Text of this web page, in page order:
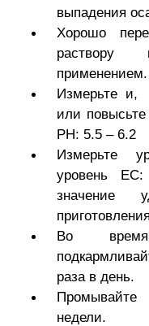
выпадения
Хорошо
раствору
применением.
Измерьте и,
или
РН: 5.5 – 6.2
Измерьте
уровень
значение
Во время
раза в день.
недели.